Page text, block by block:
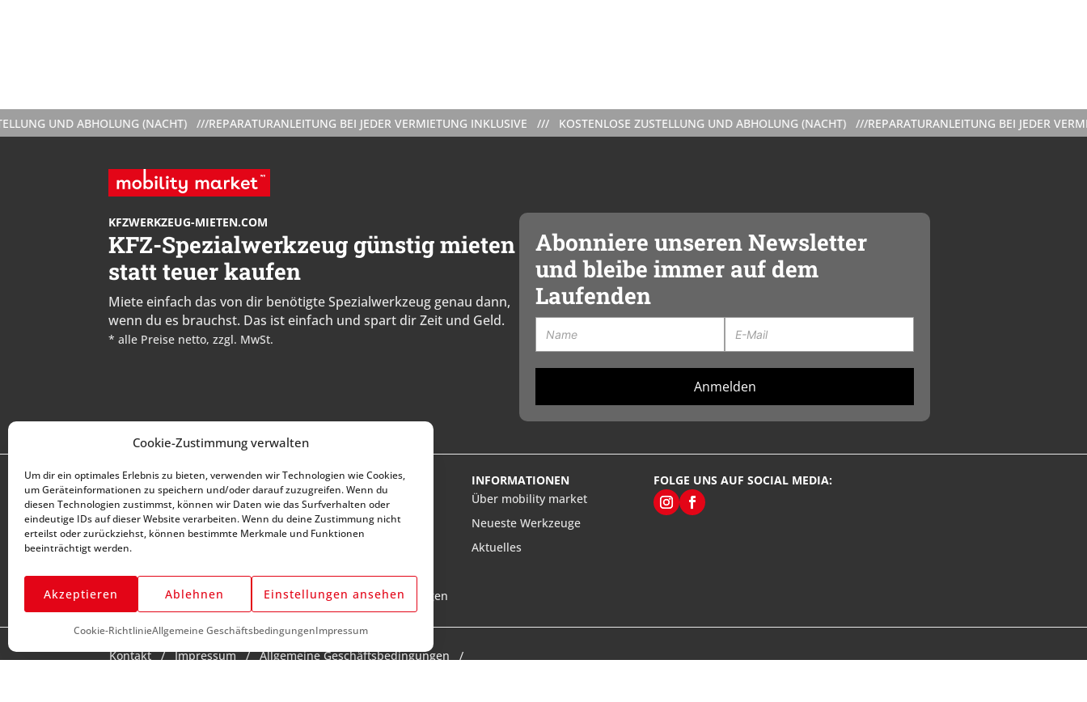
Cookie-Zustimmung verwalten
Um dir ein optimales Erlebnis zu bieten, verwenden wir Technologien wie Cookies,
um Geräteinformationen zu speichern und/oder darauf zuzugreifen. Wenn du
diesen Technologien zustimmst, können wir Daten wie das Surfverhalten oder
eindeutige IDs auf dieser Website verarbeiten. Wenn du deine Zustimmung nicht
erteilst oder zurückziehst, können bestimmte Merkmale und Funktionen
beeinträchtigt werden.
Akzeptieren Ablehnen Einstellungen ansehen
Cookie-RichtlinieAllgemeine GeschäftsbedingungenImpressum
ABHOLUNG (NACHT) ///REPARATURANLEITUNG BEI JEDER VERMIETUNG INKLUSIVE /// KOSTENLOSE ZUSTELLUNG UND ABHOLUNG (NACHT) ///REPARATURANLEITUNG BEI JEDER
KFZWERKZEUG-MIETEN.COM
KFZ-Spezialwerkzeug günstig mieten
statt teuer kaufen
Miete einfach das von dir benötigte Spezialwerkzeug genau dann,
wenn du es brauchst. Das ist einfach und spart dir Zeit und Geld.
* alle Preise netto, zzgl. MwSt.
Abonniere unseren Newsletter
und bleibe immer auf dem
Laufenden
Anmelden
DU BENÖTIGST HILFE?
+43 (0) 1 890 1398
info@kfzwerkzeug-
mieten.com
Montag-Freitag:
7:00 - 17:00
KUNDENSERVICE
So funktioniert’s
Mein Konto
Meine Reparaturanleitungen
INFORMATIONEN
Über mobility market
Neueste Werkzeuge
Aktuelles
FOLGE UNS AUF SOCIAL MEDIA:
Kontakt Impressum
Allgemeine Geschäftsbedingungen